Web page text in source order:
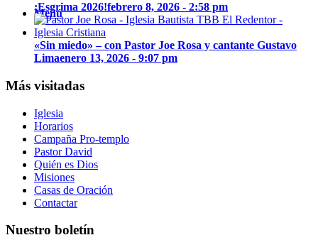
Menú
¡Esgrima 2026!febrero 8, 2026 - 2:58 pm
«Sin miedo» – con Pastor Joe Rosa y cantante Gustavo
Limaenero 13, 2026 - 9:07 pm
Más visitadas
Iglesia
Horarios
Campaña Pro-templo
Pastor David
Quién es Dios
Misiones
Casas de Oración
Contactar
Nuestro boletín